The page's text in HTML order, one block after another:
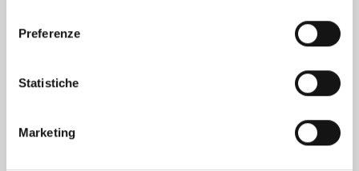
Preferenze
Statistiche
Marketing